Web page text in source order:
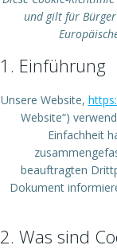
und gilt für
1. Einführung
Unsere Website,
Website“)
Einfachheit
beauftragten
Dokument
2. Was sind